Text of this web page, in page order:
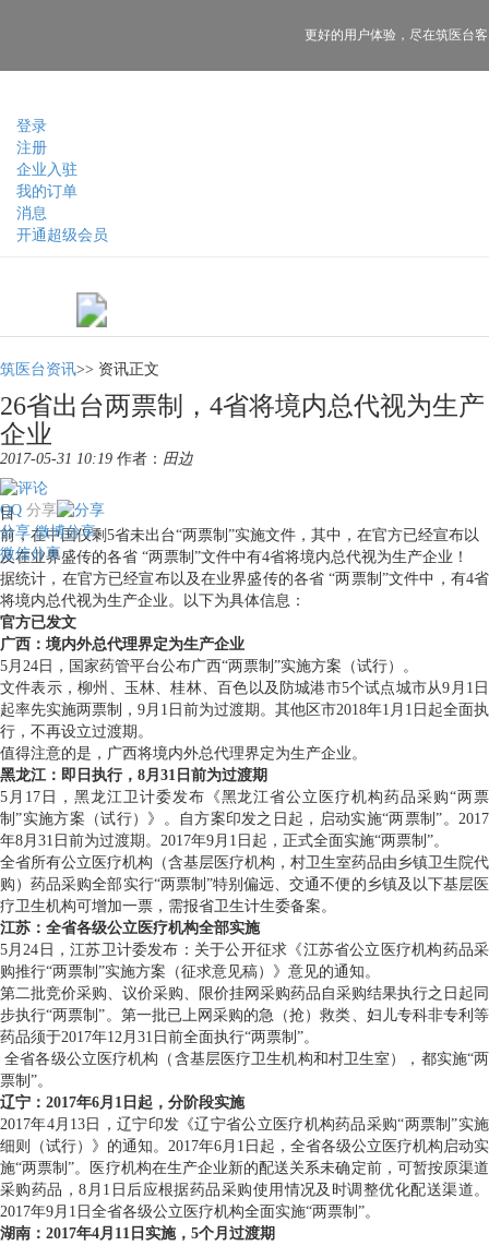
登录
注册
企业入驻
我的订单
消息
开通超级会员
更好的用户体验， 尽在筑医台
筑医台资讯>> 资讯正文
26省出台两票制，4省将境内总代视为生产
企业
2017-05-31 10:19 作者： 田边
分享
QQ
分享 微博分享
微信分享
目
前，在中国仅剩5省未出台“两票制”实施文件，其中，在官方已经宣布以
及在业界盛传的各省 “两票制”文件中有4省将境内总代视为生产企业！
据统计，在官方已经宣布以及在业界盛传的各省 “两票制”文件中，有4省
将境内总代视为生产企业。以下为具体信息：
官方已发文
广西：境内外总代理界定为生产企业
5月24日，国家药管平台公布广西“两票制”实施方案（试行）。
文件表示，柳州、玉林、桂林、百色以及防城港市5个试点城市从9月1日
起率先实施两票制，9月1日前为过渡期。其他区市2018年1月1日起全面执
行，不再设立过渡期。
值得注意的是，广西将境内外总代理界定为生产企业。
黑龙江：即日执行，8月31日前为过渡期
5月17日，黑龙江卫计委发布《黑龙江省公立医疗机构药品采购“两票
制”实施方案（试行）》。自方案印发之日起，启动实施“两票制”。2017
年8月31日前为过渡期。2017年9月1日起，正式全面实施“两票制”。
全省所有公立医疗机构（含基层医疗机构，村卫生室药品由乡镇卫生院代
购）药品采购全部实行“两票制”特别偏远、交通不便的乡镇及以下基层医
疗卫生机构可增加一票，需报省卫生计生委备案。
江苏：全省各级公立医疗机构全部实施
5月24日，江苏卫计委发布：关于公开征求《江苏省公立医疗机构药品采
购推行“两票制”实施方案（征求意见稿）》意见的通知。
第二批竞价采购、议价采购、限价挂网采购药品自采购结果执行之日起同
步执行“两票制”。第一批已上网采购的急（抢）救类、妇儿专科非专利等
药品须于2017年12月31日前全面执行“两票制”。
全省各级公立医疗机构（含基层医疗卫生机构和村卫生室），都实施“两
票制”。
辽宁：2017年6月1日起，分阶段实施
2017年4月13日，辽宁印发《辽宁省公立医疗机构药品采购“两票制”实施
细则（试行）》的通知。2017年6月1日起，全省各级公立医疗机构启动实
施“两票制”。医疗机构在生产企业新的配送关系未确定前，可暂按原渠道
采购药品，8月1日后应根据药品采购使用情况及时调整优化配送渠道。
2017年9月1日全省各级公立医疗机构全面实施“两票制”。
湖南：2017年4月11日实施，5个月过渡期